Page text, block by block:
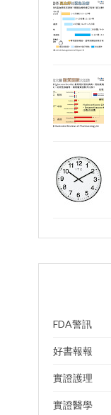
FDA警訊
好書報報
實證護理
實證醫學